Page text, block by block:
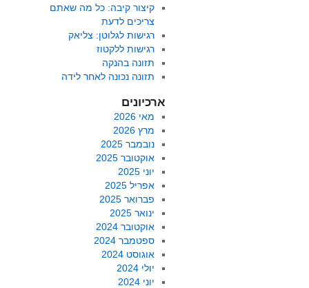
קיצור קיבה: כל מה שאתם
צריכים לדעת
רגישות לגלוטן: צליאק
רגישות ללקטוז
תזונה בהנקה
תזונה נכונה לאחר לידה
ארכיונים
מאי 2026
מרץ 2026
נובמבר 2025
אוקטובר 2025
יוני 2025
אפריל 2025
פברואר 2025
ינואר 2025
אוקטובר 2024
ספטמבר 2024
אוגוסט 2024
יולי 2024
יוני 2024